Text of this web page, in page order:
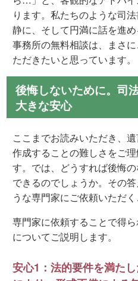
ります。私たちのような司
静に、そして円満に話を進
事務所の無料相談は、まさ
ただきたいと思っています。
後悔しないために。司
大きな安心
ここまでお読みいただき、
作成することの難しさをご
す。では、どうすれば後悔
できるのでしょうか。その
うな専門家にご依頼いただく
専門家に依頼することで得
についてご説明します。
安心1：法的要件を満た